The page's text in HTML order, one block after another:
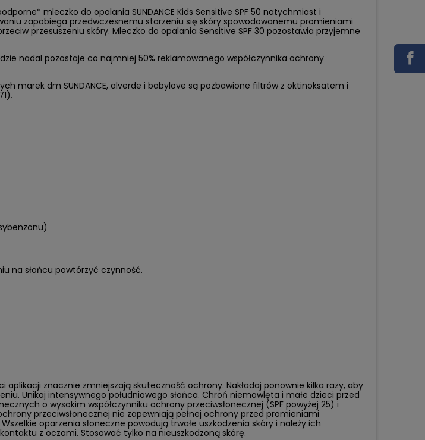
mleczko do opalania SUNDANCE Kids Sensitive SPF 50 natychmiast i
zapobiega przedwczesnemu starzeniu się skóry spowodowanemu promieniami
przesuszeniu skóry. Mleczko do opalania Sensitive SPF 30 pozostawia przyjemne
nadal pozostaje co najmniej 50% reklamowanego współczynnika ochrony
marek dm SUNDANCE, alverde i babylove są pozbawione filtrów z oktinoksatem i
na słońcu powtórzyć czynność.
znacznie zmniejszają skuteczność ochrony. Nakładaj ponownie kilka razy, aby
Unikaj intensywnego południowego słońca. Chroń niemowlęta i małe dzieci przed
o wysokim współczynniku ochrony przeciwsłonecznej (SPF powyżej 25) i
przeciwsłonecznej nie zapewniają pełnej ochrony przed promieniami
oparzenia słoneczne powodują trwałe uszkodzenia skóry i należy ich
z oczami. Stosować tylko na nieuszkodzoną skórę.